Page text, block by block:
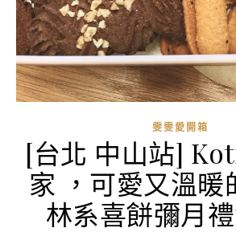
雯雯愛開箱
[台北 中山站]
家 ，可愛又溫暖
林系喜餅彌月